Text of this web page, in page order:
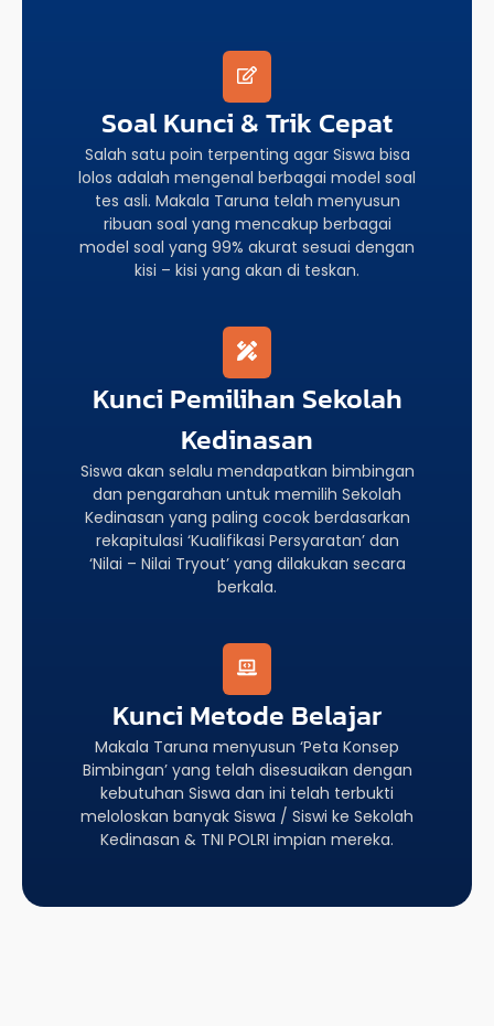
Soal Kunci & Trik Cepat
Salah satu poin terpenting agar Siswa bisa
lolos adalah mengenal berbagai model soal
tes asli. Makala Taruna telah menyusun
ribuan soal yang mencakup berbagai
model soal yang 99% akurat sesuai dengan
kisi – kisi yang akan di teskan.
Kunci Pemilihan Sekolah
Kedinasan
Siswa akan selalu mendapatkan bimbingan
dan pengarahan untuk memilih Sekolah
Kedinasan yang paling cocok berdasarkan
rekapitulasi ‘Kualifikasi Persyaratan’ dan
‘Nilai – Nilai Tryout’ yang dilakukan secara
berkala.
Kunci Metode Belajar
Makala Taruna menyusun ‘Peta Konsep
Bimbingan’ yang telah disesuaikan dengan
kebutuhan Siswa dan ini telah terbukti
meloloskan banyak Siswa / Siswi ke Sekolah
Kedinasan & TNI POLRI impian mereka.